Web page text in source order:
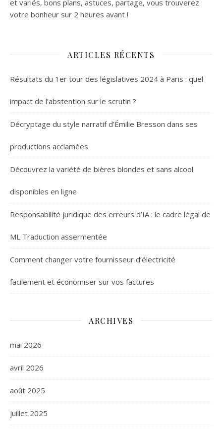
et variés, bons plans, astuces, partage, vous trouverez
votre bonheur sur 2 heures avant !
ARTICLES RÉCENTS
Résultats du 1er tour des législatives 2024 à Paris : quel
impact de l’abstention sur le scrutin ?
Décryptage du style narratif d’Émilie Bresson dans ses
productions acclamées
Découvrez la variété de bières blondes et sans alcool
disponibles en ligne
Responsabilité juridique des erreurs d’IA : le cadre légal de
ML Traduction assermentée
Comment changer votre fournisseur d’électricité
facilement et économiser sur vos factures
ARCHIVES
mai 2026
avril 2026
août 2025
juillet 2025